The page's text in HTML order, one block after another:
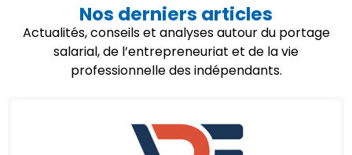
Nos derniers articles
Actualités, conseils et analyses autour du portage
salarial, de l’entrepreneuriat et de la vie
professionnelle des indépendants.